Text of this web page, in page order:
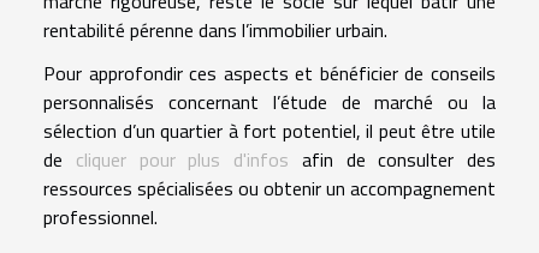
rentabilité pérenne dans l’immobilier urbain.
Pour approfondir ces aspects et bénéficier de conseils
personnalisés concernant l’étude de marché ou la
sélection d’un quartier à fort potentiel, il peut être utile
de cliquer pour plus d'infos afin de consulter des
ressources spécialisées ou obtenir un accompagnement
professionnel.